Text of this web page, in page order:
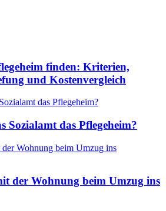
finden: Kriterien,
und Kostenvergleich
Sozialamt das Pflegeheim?
der Wohnung beim Umzug ins